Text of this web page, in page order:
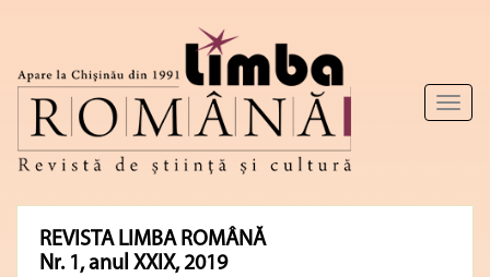
Toggle
REVISTA LIMBA ROMÂNĂ
Nr. 1, anul XXIX, 2019